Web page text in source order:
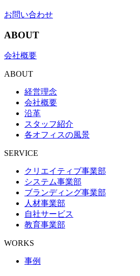
お問い合わせ
ABOUT
会社概要
ABOUT
経営理念
会社概要
沿革
スタッフ紹介
各オフィスの風景
SERVICE
クリエイティブ事業部
システム事業部
ブランディング事業部
人材事業部
自社サービス
教育事業部
WORKS
事例